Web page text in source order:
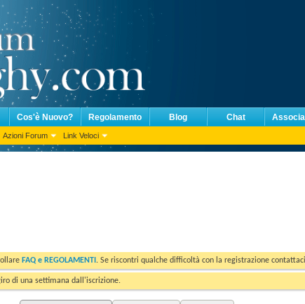
Azioni Forum Link Veloci
Cos'è Nuovo? Regolamento Blog Chat
FAQ e REGOLAMENTI . Se riscontri qualche difficoltà con la registrazione
di una settimana dall'iscrizione.